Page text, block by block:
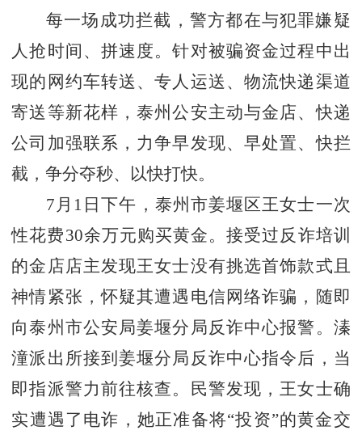
每一场成功拦截，警方都在与犯罪嫌疑
人抢时间、拼速度。针对被骗资金过程中出
现的网约车转送、专人运送、物流快递渠道
寄送等新花样，泰州公安主动与金店、快递
公司加强联系，力争早发现、早处置、快拦
截，争分夺秒、以快打快。
7月1日下午，泰州市姜堰区王女士一次
性花费30余万元购买黄金。接受过反诈培训
的金店店主发现王女士没有挑选首饰款式且
神情紧张，怀疑其遭遇电信网络诈骗，随即
向泰州市公安局姜堰分局反诈中心报警。溱
潼派出所接到姜堰分局反诈中心指令后，当
即指派警力前往核查。民警发现，王女士确
实遭遇了电诈，她正准备将“投资”的黄金交